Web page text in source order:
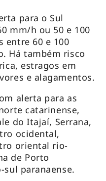
para o Sul
mm/h ou 50 e 100
entre 60 e 100
Há também risco
estragos em
e alagamentos.
alerta para as
catarinense,
do Itajaí, Serrana,
ocidental,
oriental rio-
de Porto
paranaense.